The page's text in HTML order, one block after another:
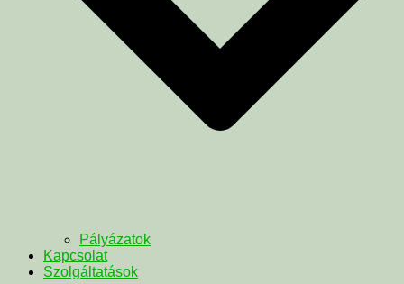
Pályázatok
Kapcsolat
Szolgáltatások